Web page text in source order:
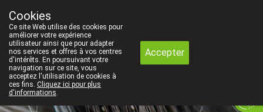
Aujourd'hui
Cookies
Ce site Web utilise des cookies pour
améliorer votre expérience
utilisateur ainsi que pour adapter
nos services et offres à vos centres
d'intérêts. En poursuivant votre
navigation sur ce site, vous
acceptez l'utilisation de cookies à
ces fins. Cliquez ici pour plus
d'informations.
Accepter